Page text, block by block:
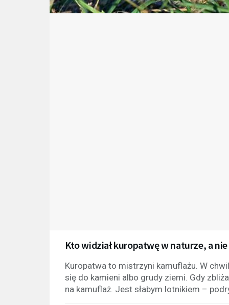
Kto widział kuropatwę w naturze, a
Kuropatwa to mistrzyni kamuflażu. W
się do kamieni albo grudy ziemi. Gdy
na kamuflaż. Jest słabym lotnikiem –